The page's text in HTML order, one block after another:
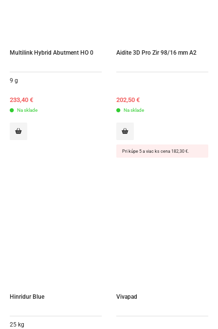
Multilink Hybrid Abutment HO 0
9 g
233,40 €
Na sklade
Aidite 3D Pro Zir 98/16 mm A2
202,50 €
Na sklade
Pri kúpe 5 a viac ks cena 182,30 €.
Hinridur Blue
25 kg
Vivapad